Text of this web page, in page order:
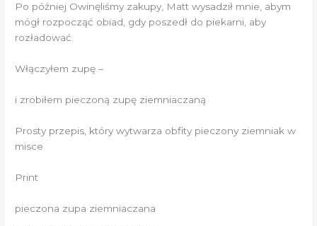
Po później Owinęliśmy zakupy, Matt wysadził mnie, abym
mógł rozpocząć obiad, gdy poszedł do piekarni, aby
rozładować.
Włączyłem zupę –
i zrobiłem pieczoną zupę ziemniaczaną
Prosty przepis, który wytwarza obfity pieczony ziemniak w
misce
Print
pieczona zupa ziemniaczana